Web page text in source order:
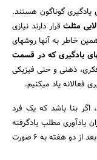
گوناگون هستند.
مثلثقرار دارند نیازی
خاطر به آنها روشهای
یادگیری که در قسمت
ذهنی و حتی فیزیکی
فعالانه یاد می­کنیم.
بنا باشد که یک فرد
یادآوری مطلب یادگرفته
شده توسط او) از طریق هر کدام از روشهای یادگیری بعد از دو هفته به 6 صورت